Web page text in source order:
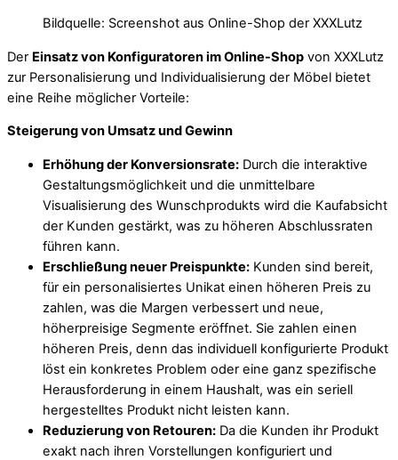
Bildquelle: Screenshot aus Online-Shop der XXXLutz
Der Einsatz von Konfiguratoren im Online-Shop von XXXLutz
zur Personalisierung und Individualisierung der Möbel bietet
eine Reihe möglicher Vorteile:
Steigerung von Umsatz und Gewinn
Erhöhung der Konversionsrate: Durch die interaktive
Gestaltungsmöglichkeit und die unmittelbare
Visualisierung des Wunschprodukts wird die Kaufabsicht
der Kunden gestärkt, was zu höheren Abschlussraten
führen kann.
Erschließung neuer Preispunkte: Kunden sind bereit,
für ein personalisiertes Unikat einen höheren Preis zu
zahlen, was die Margen verbessert und neue,
höherpreisige Segmente eröffnet. Sie zahlen einen
höheren Preis, denn das individuell konfigurierte Produkt
löst ein konkretes Problem oder eine ganz spezifische
Herausforderung in einem Haushalt, was ein seriell
hergestelltes Produkt nicht leisten kann.
Reduzierung von Retouren: Da die Kunden ihr Produkt
exakt nach ihren Vorstellungen konfiguriert und